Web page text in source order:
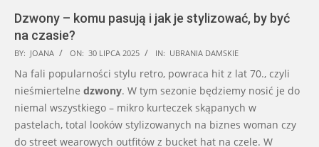
Dzwony – komu pasują i jak je stylizować, by być
na czasie?
2025-
07-
30
BY: JOANA ON: 30 LIPCA 2025 IN: UBRANIA DAMSKIE
Na fali popularności stylu retro, powraca hit z lat 70., czyli
nieśmiertelne dzwony. W tym sezonie będziemy nosić je do
niemal wszystkiego – mikro kurteczek skąpanych w
pastelach, total looków stylizowanych na biznes woman czy
do street wearowych outfitów z bucket hat na czele. W